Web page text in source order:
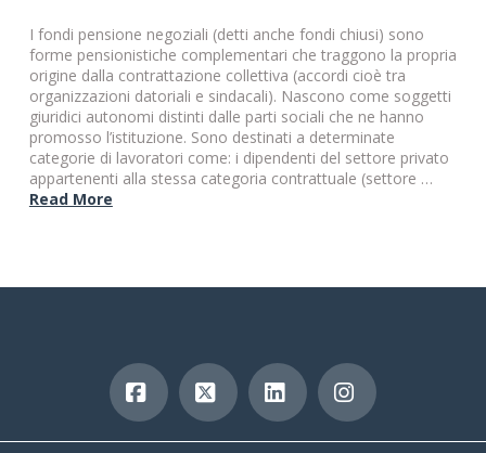
I fondi pensione negoziali (detti anche fondi chiusi) sono
forme pensionistiche complementari che traggono la propria
origine dalla contrattazione collettiva (accordi cioè tra
organizzazioni datoriali e sindacali). Nascono come soggetti
giuridici autonomi distinti dalle parti sociali che ne hanno
promosso l’istituzione. Sono destinati a determinate
categorie di lavoratori come: i dipendenti del settore privato
appartenenti alla stessa categoria contrattuale (settore …
Read More